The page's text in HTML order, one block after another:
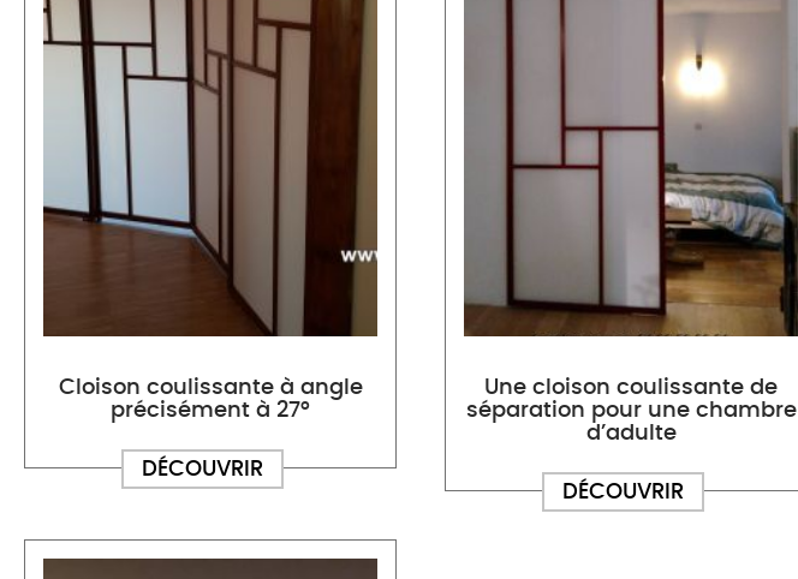
Cloison coulissante à angle
précisément à 27°
Une cloison coulissante de
séparation pour une chambre
d’adulte